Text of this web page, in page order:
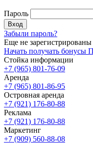
Пароль
Вход
Забыли пароль?
Еще не
Начать получать бонусы
Стойка информации
+7 (965) 801-76-09
Аренда
+7 (965) 801-86-95
Островная аренда
+7 (921) 176-80-88
Реклама
+7 (921) 176-80-88
Маркетинг
+7 (909) 560-88-08